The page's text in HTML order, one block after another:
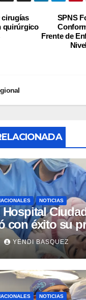
SPNS
Frente de
cirugías
quirúrgico
NOTICIAS
con éxito su
YENDI BASQUEZ
NOTICIAS